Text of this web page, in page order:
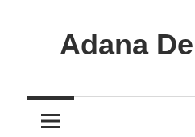
Adana
Demirspor
Nereye